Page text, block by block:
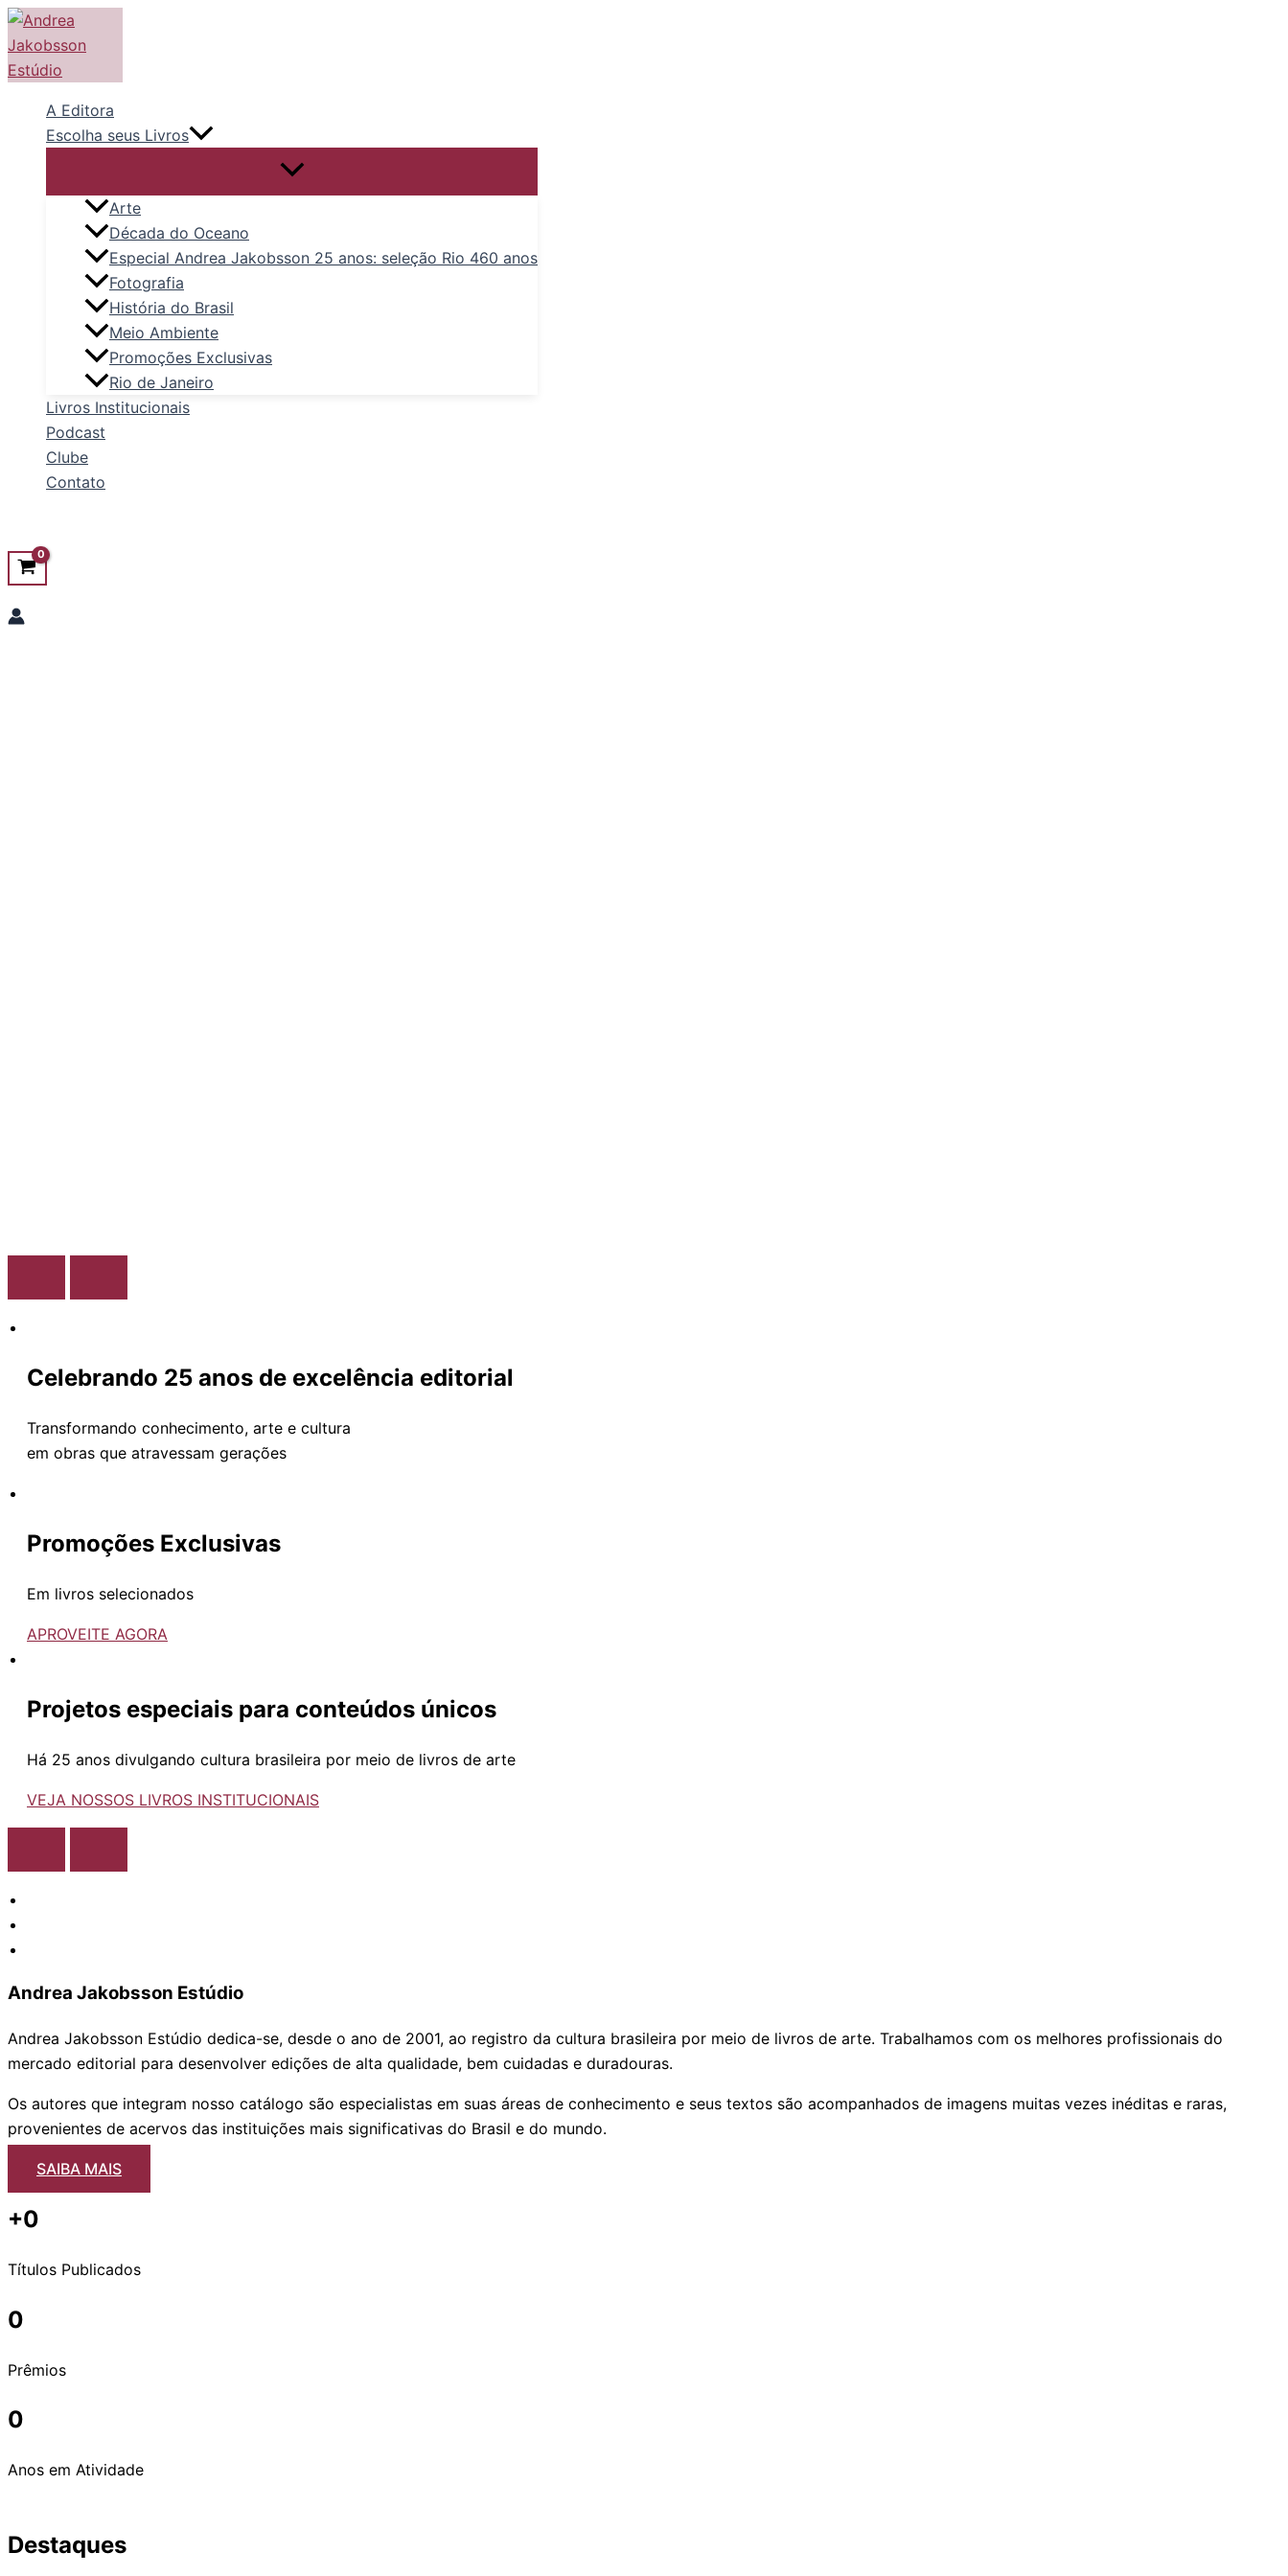
Ir
para
o
A Editora
Escolha seus Livros
Arte
Década do Oceano
Especial Andrea Jakobsson 25 anos: seleção Rio 460 anos
Fotografia
História do Brasil
Meio Ambiente
Promoções Exclusivas
Rio de Janeiro
Livros Institucionais
Podcast
Clube
Contato
Celebrando 25 anos de excelência editorial
Transformando conhecimento, arte e cultura
em obras que atravessam gerações
Promoções Exclusivas
Em livros selecionados
APROVEITE AGORA
Projetos especiais para conteúdos únicos
Há 25 anos divulgando cultura brasileira por meio de livros de arte
VEJA NOSSOS LIVROS INSTITUCIONAIS
Andrea Jakobsson Estúdio
Andrea Jakobsson Estúdio dedica-se, desde o ano de 2001, ao registro da cultura brasileira por meio de livros de arte. Trabalhamos com os melhores profissionais do
mercado editorial para desenvolver edições de alta qualidade, bem cuidadas e duradouras.
Os autores que integram nosso catálogo são especialistas em suas áreas de conhecimento e seus textos são acompanhados de imagens muitas vezes inéditas e raras,
provenientes de acervos das instituições mais significativas do Brasil e do mundo.
SAIBA MAIS
+0
Títulos Publicados
0
Prêmios
0
Anos em Atividade
Destaques